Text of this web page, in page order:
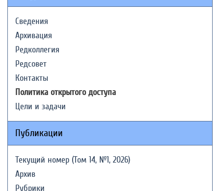
Сведения
Архивация
Редколлегия
Редсовет
Контакты
Политика открытого доступа
Цели и задачи
Публикации
Текущий номер (Том 14, №1, 2026)
Архив
Рубрики